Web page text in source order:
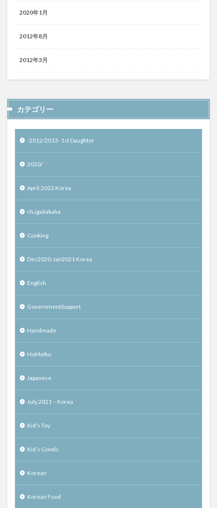
2020年1月
2012年8月
2012年3月
カテゴリー
-2012/2013- 1st Daughter
2020/
April,2022 Korea
ch.igaitakaha
Cooking
Dec2020-Jan2021 Korea
English
GovernmentSupport
Handmade
HoMeIku
Japanese
July,2021 – Korea
Kid's Toy
Kid’s Goods
Korean
Korean Food